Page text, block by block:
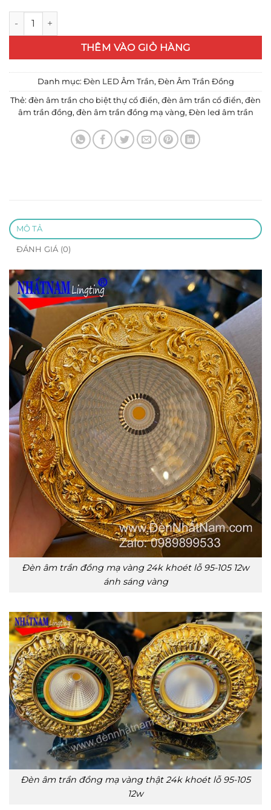
Đèn âm trần đồng mạ vàng 24k số lượng
THÊM VÀO GIỎ HÀNG
Danh mục: Đèn LED Âm Trần, Đèn Âm Trần Đồng
Thẻ: đèn âm trần cho biệt thự cổ điển, đèn âm trần cổ điển, đèn
âm trần đồng, đèn âm trần đồng mạ vàng, Đèn led âm trần
MÔ TẢ
ĐÁNH GIÁ (0)
Đèn âm trần đồng mạ vàng 24k khoét lỗ 95-105 12w
ánh sáng vàng
Đèn âm trần đồng mạ vàng thật 24k khoét lỗ 95-105
12w